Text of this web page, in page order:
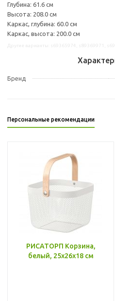
Глубина: 61.6 см
Высота: 208.0 см
Каркас, глубина: 60.0 см
Каркас, высота: 200.0 см
Бренд
Персональные рекомендации
РИСАТОРП Корзина,
белый, 25x26x18 см